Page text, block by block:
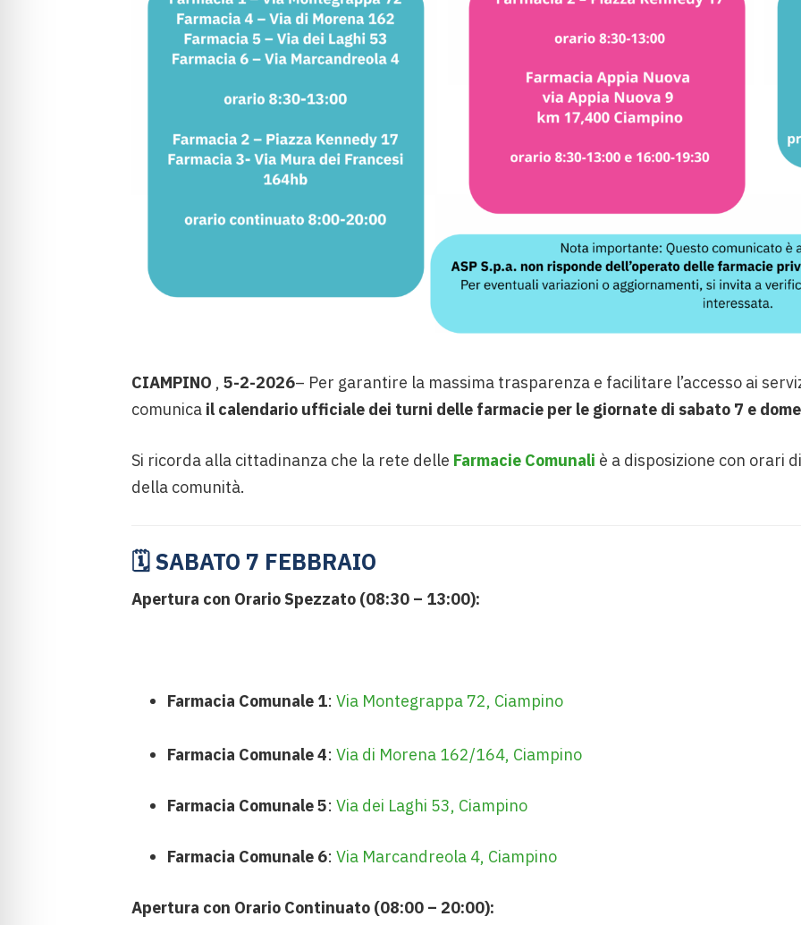
CIAMPINO , 5-2-2026– Per garantire la massima trasparenza e facilitare l’accesso ai
comunica il calendario ufficiale dei turni delle farmacie per le giornate di sabato 7 e
Si ricorda alla cittadinanza che la rete delle Farmacie Comunali è a disposizione con orari
della comunità.
🗓 SABATO 7 FEBBRAIO
Apertura con Orario Spezzato (08:30 – 13:00):
Farmacia Comunale 1: Via Montegrappa 72, Ciampino
Farmacia Comunale 4: Via di Morena 162/164, Ciampino
Farmacia Comunale 5: Via dei Laghi 53, Ciampino
Farmacia Comunale 6: Via Marcandreola 4, Ciampino
Apertura con Orario Continuato (08:00 – 20:00):